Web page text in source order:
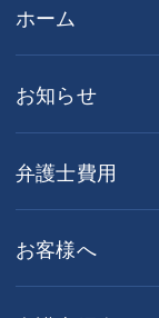
ホーム
お知らせ
弁護士費用
お客様へ